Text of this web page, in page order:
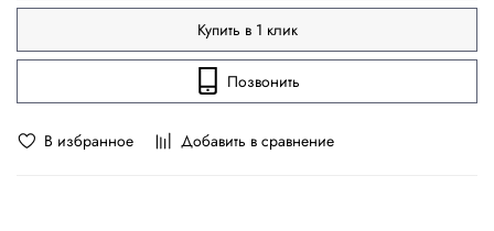
В избранное Добавить в сравнение
Купить в 1 клик
Позвонить